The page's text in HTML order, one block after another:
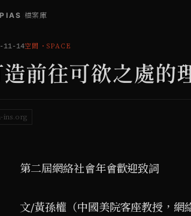
檔案庫
11-14空間 ・ SPACE
造前往可欲之處的
ins.org
第二屆網絡社會年會歡迎致詞
文/黃孫權（中國美院客座教授，網